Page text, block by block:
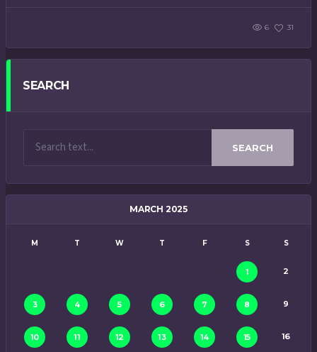
6 31
SEARCH
SEARCH
MARCH 2025
M T W T F S S
1 2
3 4 5 6 7 8 9
10 11 12 13 14 15 16